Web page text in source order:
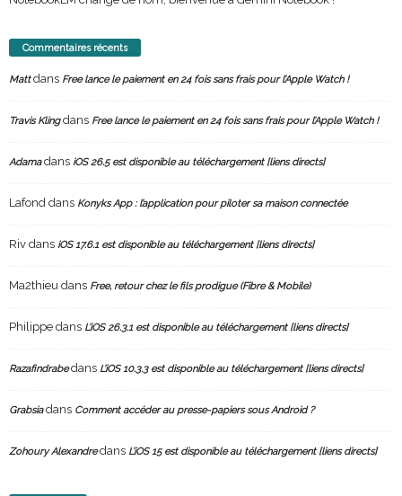
Commentaires récents
Mattdans Free lance le paiement en 24 fois sans frais pour l’Apple Watch !
Travis Klingdans Free lance le paiement en 24 fois sans frais pour l’Apple Watch !
Adamadans iOS 26.5 est disponible au téléchargement [liens directs]
Lafond dans Konyks App : l’application pour piloter sa maison connectée
Riv dans iOS 17.6.1 est disponible au téléchargement [liens directs]
Ma2thieu dans Free, retour chez le fils prodigue (Fibre & Mobile)
Philippe dans L’iOS 26.3.1 est disponible au téléchargement [liens directs]
Razafindrabedans L’iOS 10.3.3 est disponible au téléchargement [liens directs]
Grabsiadans Comment accéder au presse-papiers sous Android ?
Zohoury Alexandredans L’iOS 15 est disponible au téléchargement [liens directs]